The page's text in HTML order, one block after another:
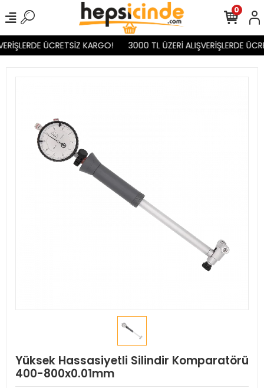
ÜCRETSİZ KARGO! 3000 TL ÜZERİ ALIŞVERİŞLERDE
0
Yüksek Hassasiyetli Silindir Komparatörü
400-800x0.01mm